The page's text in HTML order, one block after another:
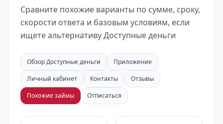
Сравните похожие варианты по сумме, сроку,
скорости ответа и базовым условиям, если
ищете альтернативу Доступные деньги
Обзор Доступные деньги
Приложение
Личный кабинет
Контакты
Отзывы
Похожие займы
Отписаться